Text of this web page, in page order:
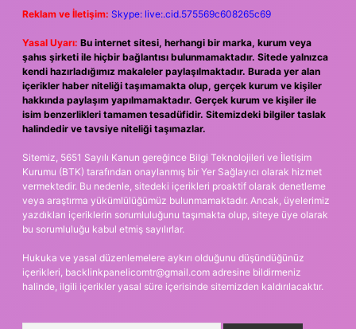
Reklam ve İletişim: Skype: live:.cid.575569c608265c69
Yasal Uyarı: Bu internet sitesi, herhangi bir marka, kurum veya
şahıs şirketi ile hiçbir bağlantısı bulunmamaktadır. Sitede yalnızca
kendi hazırladığımız makaleler paylaşılmaktadır. Burada yer alan
içerikler haber niteliği taşımamakta olup, gerçek kurum ve kişiler
hakkında paylaşım yapılmamaktadır. Gerçek kurum ve kişiler ile
isim benzerlikleri tamamen tesadüfidir. Sitemizdeki bilgiler taslak
halindedir ve tavsiye niteliği taşımazlar.
Sitemiz, 5651 Sayılı Kanun gereğince Bilgi Teknolojileri ve İletişim
Kurumu (BTK) tarafından onaylanmış bir Yer Sağlayıcı olarak hizmet
vermektedir. Bu nedenle, sitedeki içerikleri proaktif olarak denetleme
veya araştırma yükümlülüğümüz bulunmamaktadır. Ancak, üyelerimiz
yazdıkları içeriklerin sorumluluğunu taşımakta olup, siteye üye olarak
bu sorumluluğu kabul etmiş sayılırlar.
Hukuka ve yasal düzenlemelere aykırı olduğunu düşündüğünüz
içerikleri, backlinkpanelicomtr@gmail.com adresine bildirmeniz
halinde, ilgili içerikler yasal süre içerisinde sitemizden kaldırılacaktır.